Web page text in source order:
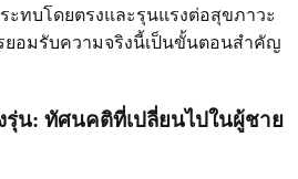
ะทบโดยตรงและรุนแรงต่อสุขภาวะ
ยอมรับความจริงนี้เป็นขั้นตอนสำคัญ
รุ่น: ทัศนคติที่เปลี่ยนไปในผู้ชาย